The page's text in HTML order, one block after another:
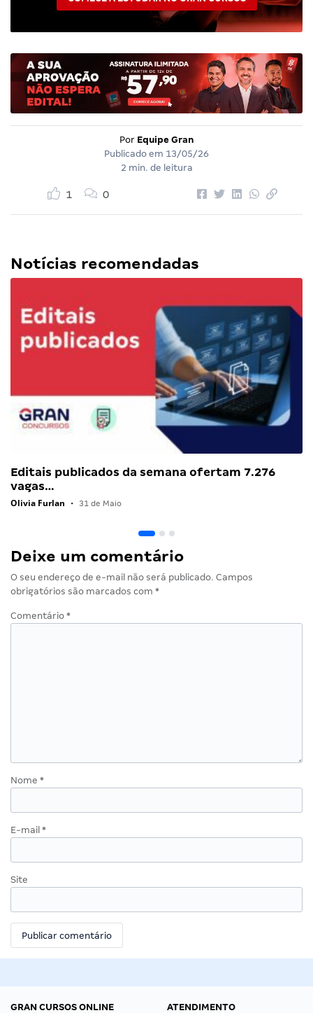
Por Equipe Gran
Publicado em 13/05/26
2 min. de leitura
1 0
Notícias recomendadas
Editais publicados da semana ofertam 7.276
vagas…
Olivia Furlan • 31 de Maio
Deixe um comentário
O seu endereço de e-mail não será publicado. Campos
obrigatórios são marcados com *
Comentário *
Nome *
E-mail *
Site
GRAN CURSOS ONLINE
ATENDIMENTO